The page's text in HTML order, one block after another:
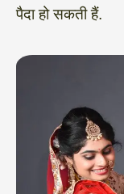
पैदा हो सकती हैं.